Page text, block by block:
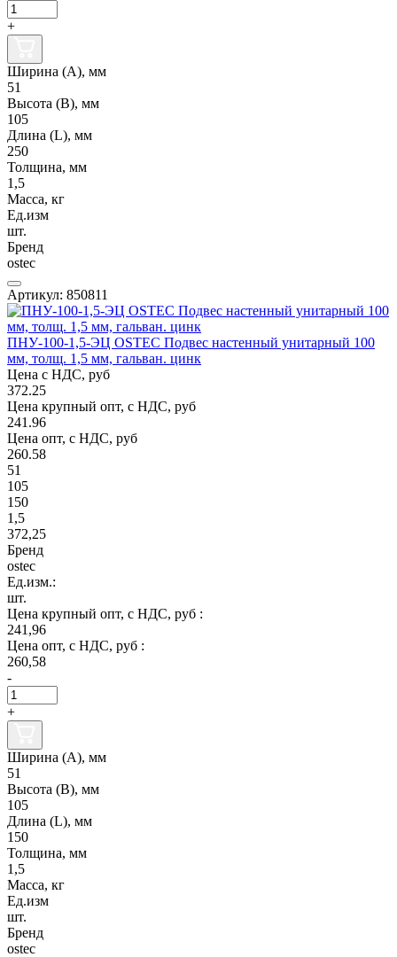
+
Ширина (А), мм
51
Высота (В), мм
105
Длина (L), мм
250
Толщина, мм
1,5
Масса, кг
Ед.изм
шт.
Бренд
ostec
Артикул: 850811
ПНУ-100-1,5-ЭЦ OSTEC Подвес настенный унитарный 100
мм, толщ. 1,5 мм, гальван. цинк
Цена с НДС, руб
372.25
Цена крупный опт, с НДС, руб
241.96
Цена опт, с НДС, руб
260.58
51
105
150
1,5
372,25
Бренд
ostec
Ед.изм.:
шт.
Цена крупный опт, с НДС, руб :
241,96
Цена опт, с НДС, руб :
260,58
-
+
Ширина (А), мм
51
Высота (В), мм
105
Длина (L), мм
150
Толщина, мм
1,5
Масса, кг
Ед.изм
шт.
Бренд
ostec